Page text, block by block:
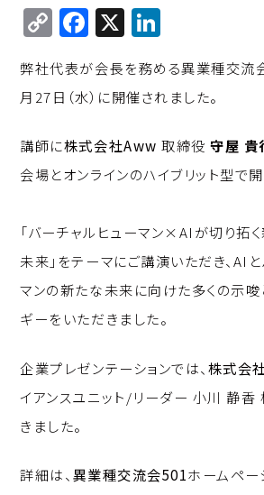
C
o
p
y
Li
n
F
a
c
e
b
o
o
k
X
k
e
d
I
n
弊社代表が会長を務める異業種交流
月27日（水）に開催されました。
講師に株式会社Aww 取締役守屋 貴
会場とオンラインのハイブリット型で
「バーチャルヒューマン×AIが切り拓
未来」をテーマにご講演いただき、AI
マンの新たな未来に向けた多くの示
ギーをいただきました。
企業プレゼンテーションでは、 株式会
イアンスユニット/リーダー 小川 静香
きました。
詳細は、 異業種交流会501ホームペー